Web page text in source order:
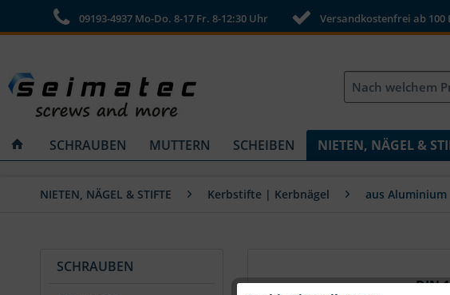
09193-4937 Mo-Do. 8-17 Fr. 8-12:30 Uhr Versandkostenfrei ab 100
SCHRAUBEN MUTTERN SCHEIBEN NIETEN, NÄGEL &
NIETEN, NÄGEL & STIFTE Kerbstifte | Kerbnägel aus Aluminium
SCHRAUBEN
DIN